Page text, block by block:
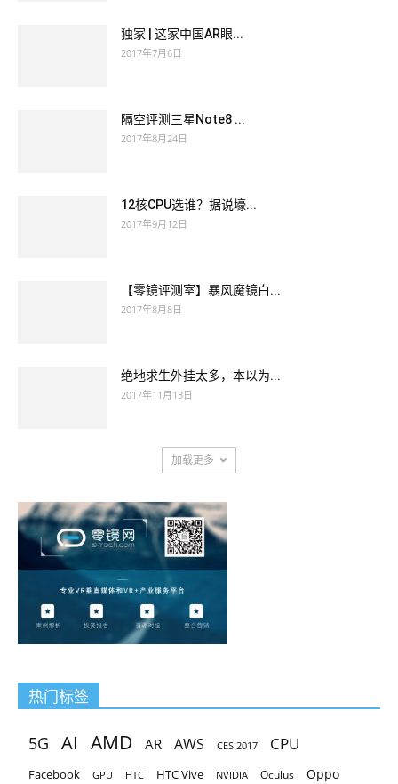
独家 | 这家中国AR眼...
2017年7月6日
隔空评测三星Note8 ...
2017年8月24日
12核CPU选谁？据说壕...
2017年9月12日
【零镜评测室】暴风魔镜白...
2017年8月8日
绝地求生外挂太多，本以为...
2017年11月13日
加载更多
热门标签
5G AI AMD AR AWS CES 2017 CPU
Facebook GPU HTC HTC Vive NVIDIA Oculus Oppo